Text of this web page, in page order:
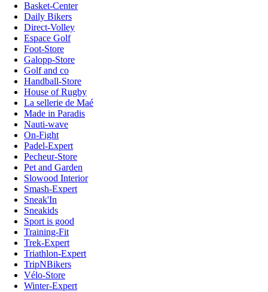
Basket-Center
Daily Bikers
Direct-Volley
Espace Golf
Foot-Store
Galopp-Store
Golf and co
Handball-Store
House of Rugby
La sellerie de Maé
Made in Paradis
Nauti-wave
On-Fight
Padel-Expert
Pecheur-Store
Pet and Garden
Slowood Interior
Smash-Expert
Sneak'In
Sneakids
Sport is good
Training-Fit
Trek-Expert
Triathlon-Expert
TripNBikers
Vélo-Store
Winter-Expert